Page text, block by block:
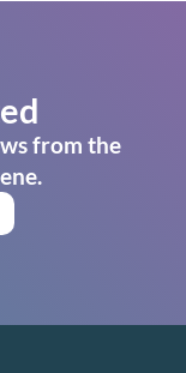
from the